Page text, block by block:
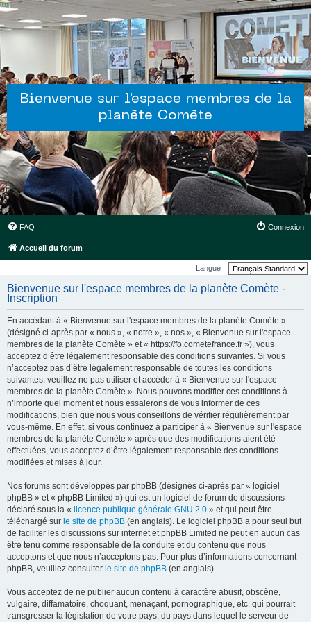
Bienvenue sur l'espace membres de la
planète Comète
FAQ Connexion
Accueil du forum
Langue :
Bienvenue sur l'espace membres de la planète Comète -
Inscription
En accédant à « Bienvenue sur l'espace membres de la planète Comète »
(désigné ci-après par « nous », « notre », « nos », « Bienvenue sur l'espace
membres de la planète Comète » et « https://fo.cometefrance.fr »), vous
acceptez d’être légalement responsable des conditions suivantes. Si vous
n’acceptez pas d’être légalement responsable de toutes les conditions
suivantes, veuillez ne pas utiliser et accéder à « Bienvenue sur l'espace
membres de la planète Comète ». Nous pouvons modifier ces conditions à
n’importe quel moment et nous essaierons de vous informer de ces
modifications, bien que nous vous conseillons de vérifier régulièrement par
vous-même. En effet, si vous continuez à participer à « Bienvenue sur l'espace
membres de la planète Comète » après que des modifications aient été
effectuées, vous acceptez d’être légalement responsable des conditions
modifiées et mises à jour.
Nos forums sont développés par phpBB (désignés ci-après par « logiciel
phpBB » et « phpBB Limited ») qui est un logiciel de forum de discussions
déclaré sous la « licence publique générale GNU 2.0 » et qui peut être
téléchargé sur le site de phpBB (en anglais). Le logiciel phpBB a pour seul but
de faciliter les discussions sur internet et phpBB Limited ne peut en aucun cas
être tenu comme responsable de la conduite et du contenu que nous
acceptons et que nous n’acceptons pas. Pour plus d’informations concernant
phpBB, veuillez consulter le site de phpBB (en anglais).
Vous acceptez de ne publier aucun contenu à caractère abusif, obscène,
vulgaire, diffamatoire, choquant, menaçant, pornographique, etc. qui pourrait
transgresser la législation de votre pays, du pays dans lequel le serveur de